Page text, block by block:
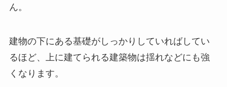
ん。
建物の下にある基礎がしっかりしていればしてい
るほど、上に建てられる建築物は揺れなどにも強
くなります。